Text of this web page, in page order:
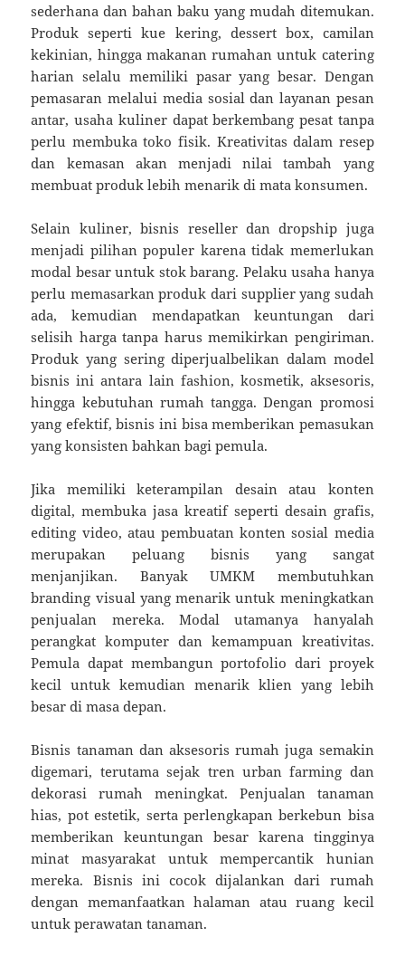
sederhana dan bahan baku yang mudah ditemukan.
Produk seperti kue kering, dessert box, camilan
kekinian, hingga makanan rumahan untuk catering
harian selalu memiliki pasar yang besar. Dengan
pemasaran melalui media sosial dan layanan pesan
antar, usaha kuliner dapat berkembang pesat tanpa
perlu membuka toko fisik. Kreativitas dalam resep
dan kemasan akan menjadi nilai tambah yang
membuat produk lebih menarik di mata konsumen.
Selain kuliner, bisnis reseller dan dropship juga
menjadi pilihan populer karena tidak memerlukan
modal besar untuk stok barang. Pelaku usaha hanya
perlu memasarkan produk dari supplier yang sudah
ada, kemudian mendapatkan keuntungan dari
selisih harga tanpa harus memikirkan pengiriman.
Produk yang sering diperjualbelikan dalam model
bisnis ini antara lain fashion, kosmetik, aksesoris,
hingga kebutuhan rumah tangga. Dengan promosi
yang efektif, bisnis ini bisa memberikan pemasukan
yang konsisten bahkan bagi pemula.
Jika memiliki keterampilan desain atau konten
digital, membuka jasa kreatif seperti desain grafis,
editing video, atau pembuatan konten sosial media
merupakan peluang bisnis yang sangat
menjanjikan. Banyak UMKM membutuhkan
branding visual yang menarik untuk meningkatkan
penjualan mereka. Modal utamanya hanyalah
perangkat komputer dan kemampuan kreativitas.
Pemula dapat membangun portofolio dari proyek
kecil untuk kemudian menarik klien yang lebih
besar di masa depan.
Bisnis tanaman dan aksesoris rumah juga semakin
digemari, terutama sejak tren urban farming dan
dekorasi rumah meningkat. Penjualan tanaman
hias, pot estetik, serta perlengkapan berkebun bisa
memberikan keuntungan besar karena tingginya
minat masyarakat untuk mempercantik hunian
mereka. Bisnis ini cocok dijalankan dari rumah
dengan memanfaatkan halaman atau ruang kecil
untuk perawatan tanaman.